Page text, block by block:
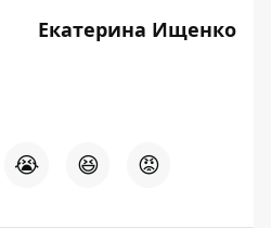
Екатерина Ищенко
😭 😆 😡